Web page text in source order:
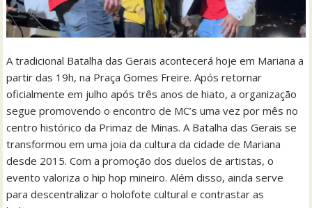
A tradicional Batalha das Gerais acontecerá hoje em Mariana a
partir das 19h, na Praça Gomes Freire. Após retornar
oficialmente em julho após três anos de hiato, a organização
segue promovendo o encontro de MC’s uma vez por mês no
centro histórico da Primaz de Minas. A Batalha das Gerais se
transformou em uma joia da cultura da cidade de Mariana
desde 2015. Com a promoção dos duelos de artistas, o
evento valoriza o hip hop mineiro. Além disso, ainda serve
para descentralizar o holofote cultural e contrastar as